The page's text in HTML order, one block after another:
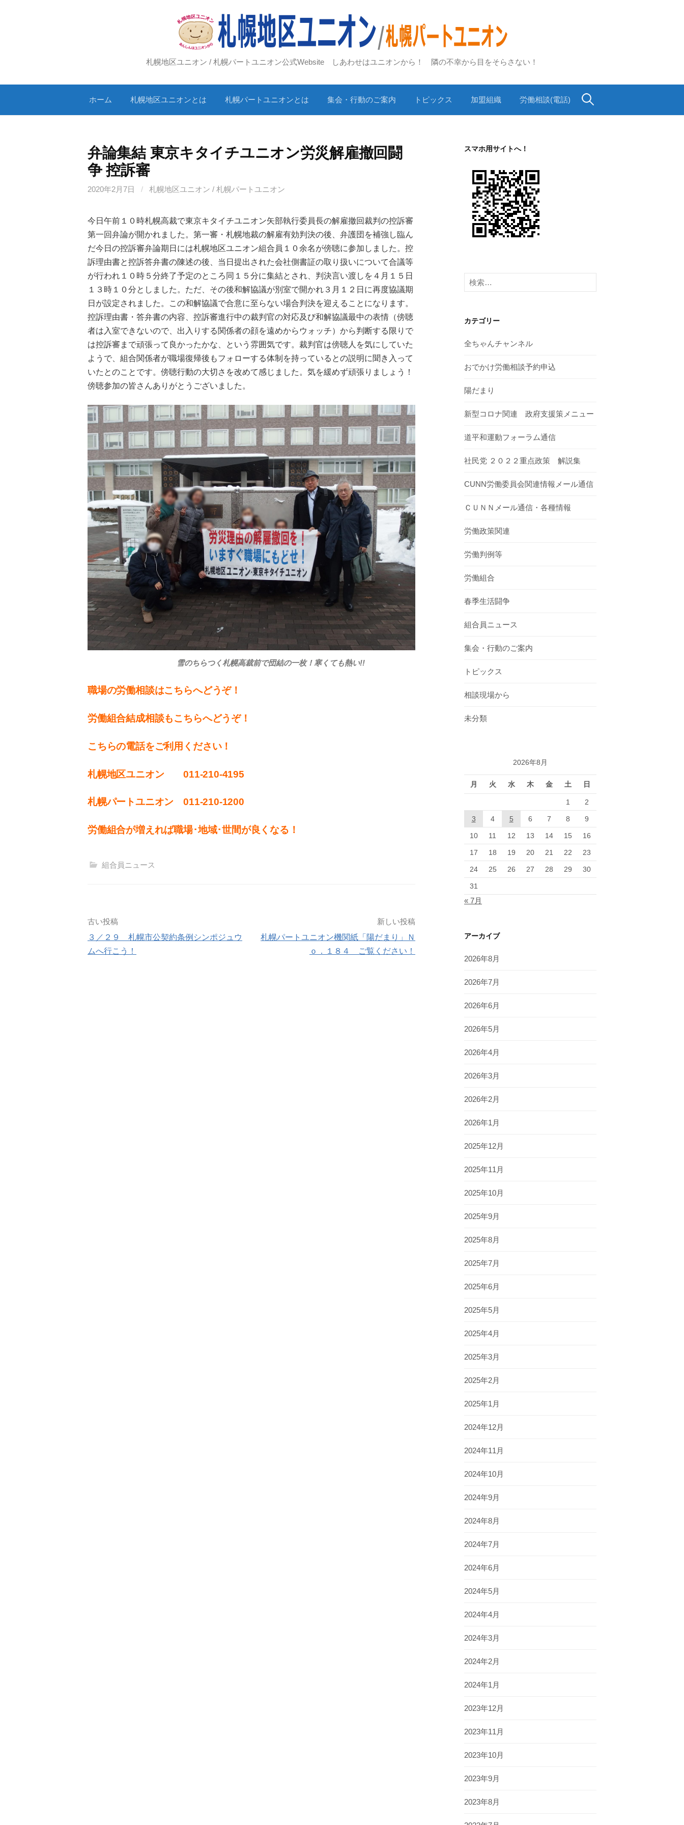
ッ
札幌地区ユニオン / 札幌パートユニオン公式Website しあわせはユニオンから！ 隣の不幸から目をそらさない！
ホーム 札幌地区ユニオンとは 札幌パートユニオンとは 集会・行動のご案内 トピックス 加盟組織 労働相談(電話) 検
弁論集結 東京キタイチユニオン労災解雇撤回闘
争 控訴審
2020年2月7日 / 札幌地区ユニオン / 札幌パートユニオン
今日午前１０時札幌高裁で東京キタイチユニオン矢部執行委員長の解雇撤回裁判の控訴審
第一回弁論が開かれました。第一審・札幌地裁の解雇有効判決の後、弁護団を補強し臨ん
だ今日の控訴審弁論期日には札幌地区ユニオン組合員１０余名が傍聴に参加しました。控
訴理由書と控訴答弁書の陳述の後、当日提出された会社側書証の取り扱いについて合議等
が行われ１０時５分終了予定のところ同１５分に集結とされ、判決言い渡しを４月１５日
１３時１０分としました。ただ、その後和解協議が別室で開かれ３月１２日に再度協議期
日が設定されました。この和解協議で合意に至らない場合判決を迎えることになります。
控訴理由書・答弁書の内容、控訴審進行中の裁判官の対応及び和解協議最中の表情（傍聴
者は入室できないので、出入りする関係者の顔を遠めからウォッチ）から判断する限りで
は控訴審まで頑張って良かったかな、という雰囲気です。裁判官は傍聴人を気にしていた
ようで、組合関係者が職場復帰後もフォローする体制を持っているとの説明に聞き入って
いたとのことです。傍聴行動の大切さを改めて感じました。気を緩めず頑張りましょう！
傍聴参加の皆さんありがとうございました。
雪のちらつく札幌高裁前で団結の一枚！寒くても熱い!!
職場の労働相談はこちらへどうぞ！
労働組合結成相談もこちらへどうぞ！
こちらの電話をご利用ください！
札幌地区ユニオン 011-210-4195
札幌パートユニオン 011‐210-1200
労働組合が増えれば職場･地域･世間が良くなる！
組合員ニュース
投
稿
古い投稿
３／２９ 札幌市公契約条例シンポジュウ
ムへ行こう！
新しい投稿
札幌パートユニオン機関紙「陽だまり」Ｎ
ｏ．１８４ ご覧ください！
スマホ用サイトへ！
検
索:
カテゴリー
全ちゃんチャンネル
おでかけ労働相談予約申込
陽だまり
新型コロナ関連 政府支援策メニュー
道平和運動フォーラム通信
社民党 ２０２２重点政策 解説集
CUNN労働委員会関連情報メール通信
ＣＵＮＮメール通信・各種情報
労働政策関連
労働判例等
労働組合
春季生活闘争
組合員ニュース
集会・行動のご案内
トピックス
相談現場から
未分類
2026年8月
月 火 水 木 金 土 日
1 2
3 4 5 6 7 8 9
10 11 12 13 14 15 16
17 18 19 20 21 22 23
24 25 26 27 28 29 30
31
« 7月
アーカイブ
2026年8月
2026年7月
2026年6月
2026年5月
2026年4月
2026年3月
2026年2月
2026年1月
2025年12月
2025年11月
2025年10月
2025年9月
2025年8月
2025年7月
2025年6月
2025年5月
2025年4月
2025年3月
2025年2月
2025年1月
2024年12月
2024年11月
2024年10月
2024年9月
2024年8月
2024年7月
2024年6月
2024年5月
2024年4月
2024年3月
2024年2月
2024年1月
2023年12月
2023年11月
2023年10月
2023年9月
2023年8月